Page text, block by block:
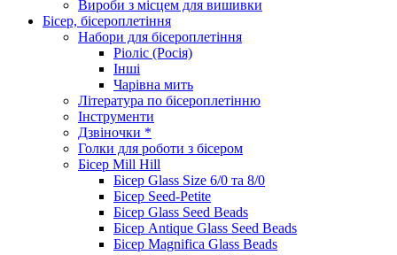
Вироби з місцем для вишивки
Бісер, бісероплетіння
Набори для бісероплетіння
Ріоліс (Росія)
Інші
Чарівна мить
Література по бісероплетінню
Інструменти
Дзвіночки *
Голки для роботи з бісером
Бісер Mill Hill
Бісер Glass Size 6/0 та 8/0
Бісер Seed-Petite
Бісер Glass Seed Beads
Бісер Antique Glass Seed Beads
Бісер Magnifica Glass Beads